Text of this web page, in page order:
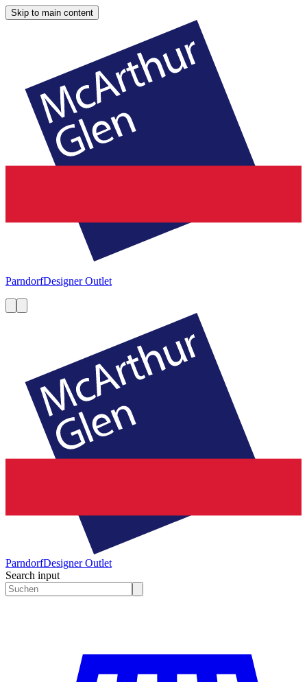
Skip to main content
ParndorfDesigner Outlet
ParndorfDesigner Outlet
Search input